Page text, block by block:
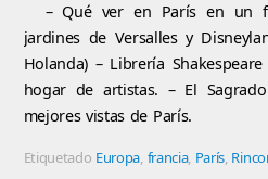
– Qué ver en París en un
jardines de Versalles y
Holanda) – Librería
hogar de artistas. – El
mejores vistas de París.
Etiquetado Europa francia, París